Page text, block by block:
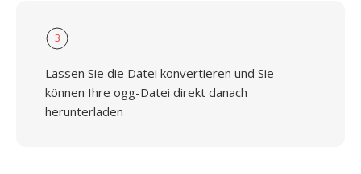
3
Lassen Sie die Datei konvertieren und Sie
können Ihre ogg-Datei direkt danach
herunterladen